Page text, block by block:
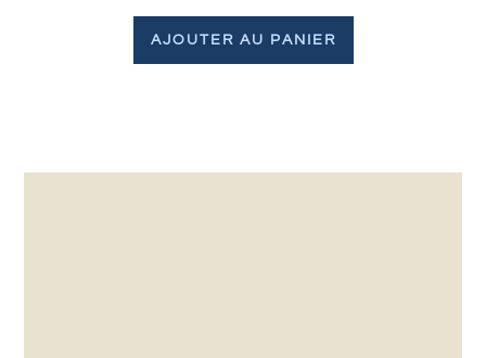
AJOUTER AU PANIER